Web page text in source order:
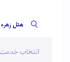
هتل
انتخاب